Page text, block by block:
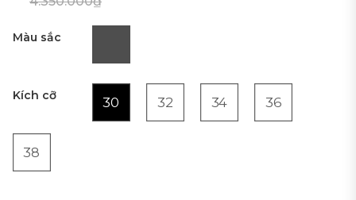
Màu sắc
Kích cỡ 30 32 34 36
38